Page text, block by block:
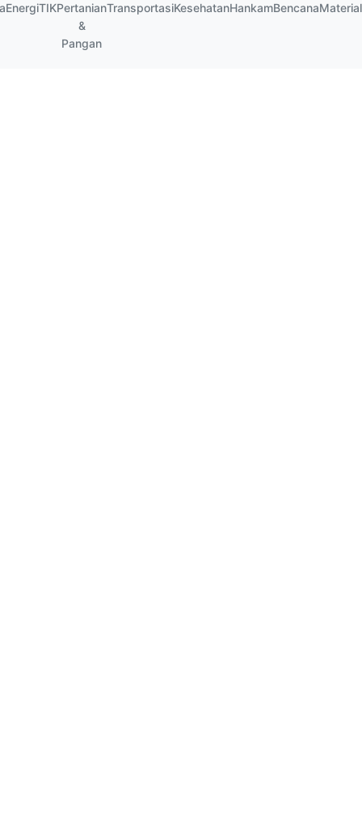
EnergiTIKPertanian
&
Pangan
TransportasiKesehatanHankamBencanaMaterial